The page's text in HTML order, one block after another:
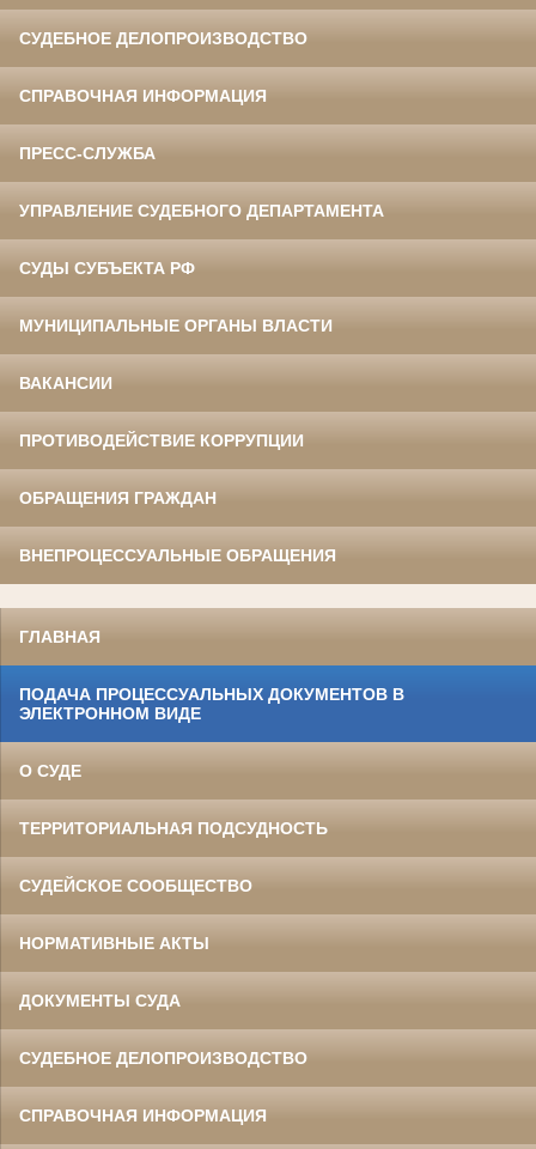
СУДЕБНОЕ ДЕЛОПРОИЗВОДСТВО
СПРАВОЧНАЯ ИНФОРМАЦИЯ
ПРЕСС-СЛУЖБА
УПРАВЛЕНИЕ СУДЕБНОГО ДЕПАРТАМЕНТА
СУДЫ СУБЪЕКТА РФ
МУНИЦИПАЛЬНЫЕ ОРГАНЫ ВЛАСТИ
ВАКАНСИИ
ПРОТИВОДЕЙСТВИЕ КОРРУПЦИИ
ОБРАЩЕНИЯ ГРАЖДАН
ВНЕПРОЦЕССУАЛЬНЫЕ ОБРАЩЕНИЯ
ГЛАВНАЯ
ПОДАЧА ПРОЦЕССУАЛЬНЫХ ДОКУМЕНТОВ В
ЭЛЕКТРОННОМ ВИДЕ
О СУДЕ
ТЕРРИТОРИАЛЬНАЯ ПОДСУДНОСТЬ
СУДЕЙСКОЕ СООБЩЕСТВО
НОРМАТИВНЫЕ АКТЫ
ДОКУМЕНТЫ СУДА
СУДЕБНОЕ ДЕЛОПРОИЗВОДСТВО
СПРАВОЧНАЯ ИНФОРМАЦИЯ